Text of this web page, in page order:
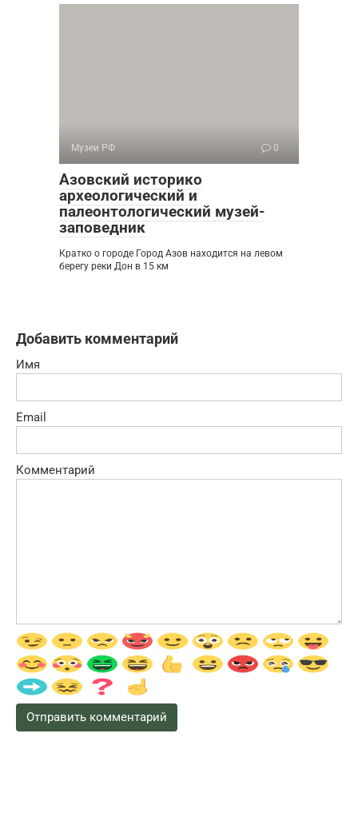
Музеи РФ 0
Азовский историко
археологический и
палеонтологический музей-
заповедник
Кратко о городе Город Азов находится на левом
берегу реки Дон в 15 км
Добавить комментарий
Имя
Email
Комментарий